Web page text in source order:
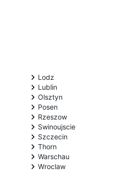
Lodz
Lublin
Olsztyn
Posen
Rzeszow
Swinoujscie
Szczecin
Thorn
Warschau
Wroclaw